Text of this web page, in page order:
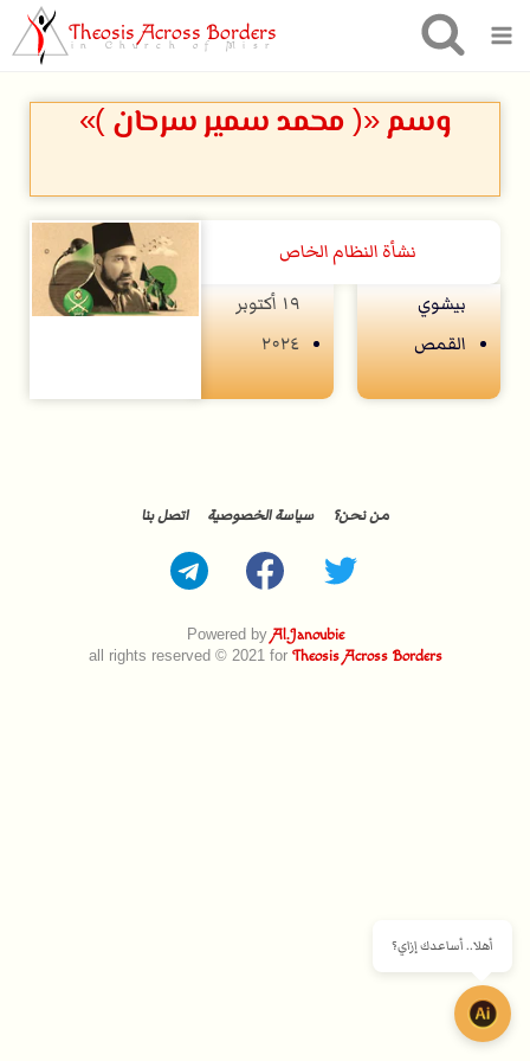
Theosis Across Borders
in Church of Misr
وسم «( محمد سمير سرحان )»
نشأة النظام الخاص
بيشوي
القمص
۱۹ أكتوبر
۲۰۲٤
Powered by Al.Janoubie
all rights reserved © 2021 for Theosis Across Borders
من نحن؟ سياسة الخصوصية اتصل بنا
أهلا.. أساعدك إزاي؟